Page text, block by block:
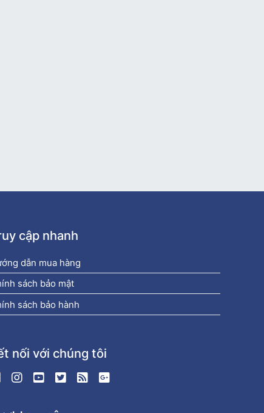
cập nhanh
dẫn mua hàng
sách bảo mật
sách bảo hành
nối với chúng tôi